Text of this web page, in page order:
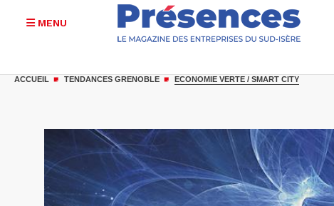
MENU
ACCUEIL TENDANCES GRENOBLE ECONOMIE VERTE / SMART CITY